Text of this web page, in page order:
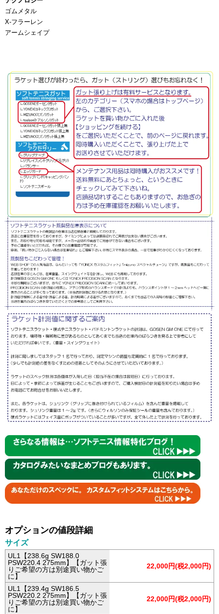
ゴムメタル
X-フラーレン
アームシェイプ
オプションの値段詳細
サイズ
UL1【238.6g SW188.0
PSW220.4 275mm】【ガット張
りご希望の方は別途買い物かご
に】
22,000円(税2,000円)
UL1【239.4g SW186.5
PSW220.2 275mm】【ガット張
りご希望の方は別途買い物かご
に】
22,000円(税2,000円)